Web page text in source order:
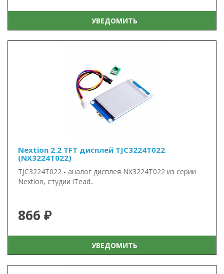
УВЕДОМИТЬ
Nextion 2.2 TFT дисплей TJC3224T022
(NX3224T022)
TJC3224T022 - аналог дисплея NX3224T022 из серии
Nextion, студии iTead..
866 ₽
УВЕДОМИТЬ